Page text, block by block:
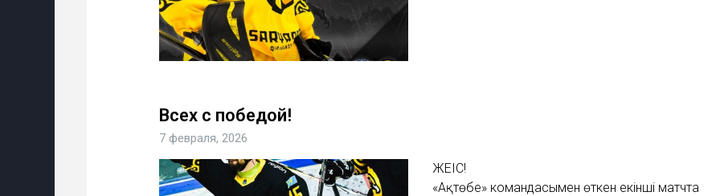
Всех с победой!
7 февраля, 2026
ЖЕҢІС!
«Ақтөбе» командасымен өткен екінші матчта